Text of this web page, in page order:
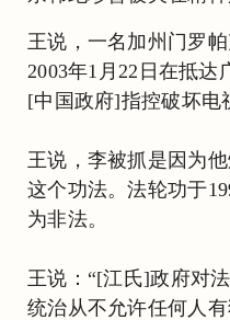
王说，一名加州门罗
2003年1月22日在抵
[中国政府]指控破坏电
王说，李被抓是因为
这个功法。法轮功于
为非法。
王说：“[江氏]政府对
统治从不允许任何人